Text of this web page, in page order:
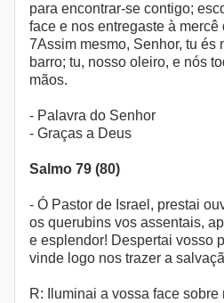
para encontrar-se contigo;
face e nos entregaste à
7Assim mesmo, Senhor, tu és
barro; tu, nosso oleiro, e nós
mãos.
- Palavra do Senhor
- Graças a Deus
Salmo 79 (80)
- Ó Pastor de Israel, prestai
os querubins vos assentais,
e esplendor! Despertai vosso
vinde logo nos trazer a
R: Iluminai a vossa face sobre